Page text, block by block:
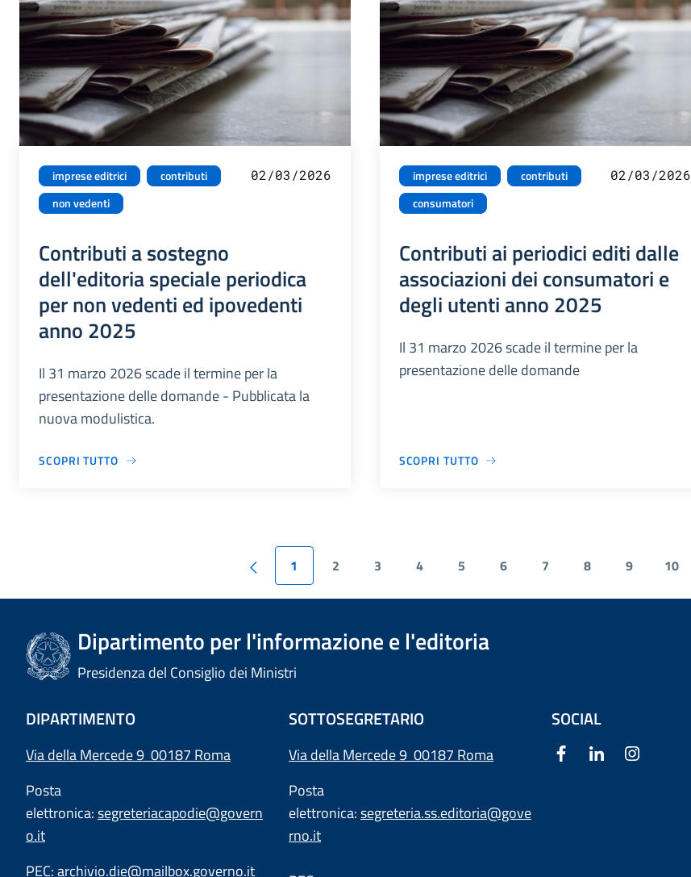
imprese editrici
contributi
non vedenti
02/03/2026
Contributi a sostegno
dell'editoria speciale periodica
per non vedenti ed ipovedenti
anno 2025
Il 31 marzo 2026 scade il termine per la
presentazione delle domande - Pubblicata la
nuova modulistica.
SCOPRI TUTTO
imprese editrici
contributi
consumatori
02/03/2026
Contributi ai periodici editi dalle
associazioni dei consumatori e
degli utenti anno 2025
Il 31 marzo 2026 scade il termine per la
presentazione delle domande
SCOPRI TUTTO
1 2 3 4 5 6 7 8 9 10
Dipartimento per l'informazione e l'editoria
Presidenza del Consiglio dei Ministri
DIPARTIMENTO
Via della Mercede 9 00187 Roma
Posta
elettronica:segreteriacapodie@govern
o.it
PEC:archivio.die@mailbox.governo.it
SOTTOSEGRETARIO
Via della Mercede 9 00187 Roma
Posta
elettronica:segreteria.ss.editoria@gove
rno.it
SOCIAL